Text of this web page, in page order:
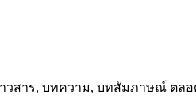
าร, บทความ, บทสัมภาษณ์ ตลอด